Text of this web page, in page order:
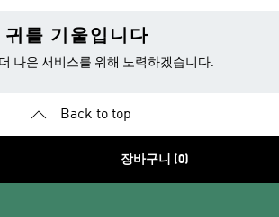
를 기울입니다
나은 서비스를 위해 노력하겠습니다.
Back to top
장바구니 (0)